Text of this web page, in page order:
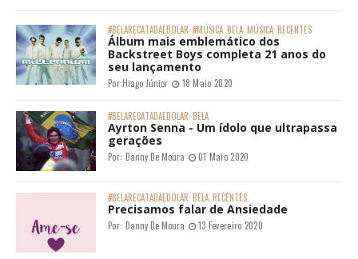
#BELARECATADAEDOLAR #MÚSICA BELA MÚSICA RECENTES
Álbum mais emblemático dos
Backstreet Boys completa 21 anos do
seu lançamento
Por:Hiago Júnior 18 Maio 2020
#BELARECATADAEDOLAR BELA
Ayrton Senna - Um ídolo que ultrapassa
gerações
Por: Danny De Moura 01 Maio 2020
#BELARECATADAEDOLAR BELA RECENTES
Precisamos falar de Ansiedade
Por: Danny De Moura 13 Fevereiro 2020